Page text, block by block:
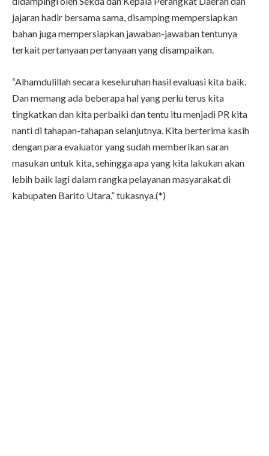
jajaran hadir bersama sama, disamping mempersiapkan
bahan juga mempersiapkan jawaban-jawaban tentunya
terkait pertanyaan pertanyaan yang disampaikan.
“Alhamdulillah secara keseluruhan hasil evaluasi kita baik.
Dan memang ada beberapa hal yang perlu terus kita
tingkatkan dan kita perbaiki dan tentu itu menjadi PR kita
nanti di tahapan-tahapan selanjutnya. Kita berterima kasih
dengan para evaluator yang sudah memberikan saran
masukan untuk kita, sehingga apa yang kita lakukan akan
lebih baik lagi dalam rangka pelayanan masyarakat di
kabupaten Barito Utara,” tukasnya.(*)